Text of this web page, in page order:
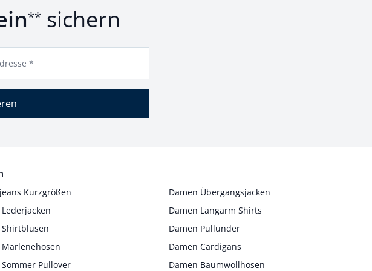
** sichern
*
Kurzgrößen
Damen Übergangsjacken
Damen Langarm Shirts
Shirtblusen
Damen Pullunder
Marlenehosen
Damen Cardigans
Pullover
Damen Baumwollhosen